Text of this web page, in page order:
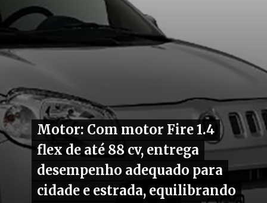
Motor: Com motor Fire 1.4
flex de até 88 cv, entrega
desempenho adequado para
cidade e estrada, equilibrando
Motor: Com motor Fire 1.4
flex de até 88 cv, entrega
desempenho adequado para
cidade e estrada, equilibrando